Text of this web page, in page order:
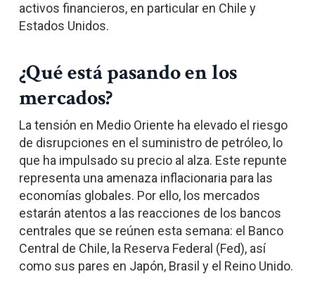
activos financieros, en particular en Chile y
Estados Unidos.
¿Qué está pasando en los
mercados?
La tensión en Medio Oriente ha elevado el riesgo
de disrupciones en el suministro de petróleo, lo
que ha impulsado su precio al alza. Este repunte
representa una amenaza inflacionaria para las
economías globales. Por ello, los mercados
estarán atentos a las reacciones de los bancos
centrales que se reúnen esta semana: el Banco
Central de Chile, la Reserva Federal (Fed), así
como sus pares en Japón, Brasil y el Reino Unido.